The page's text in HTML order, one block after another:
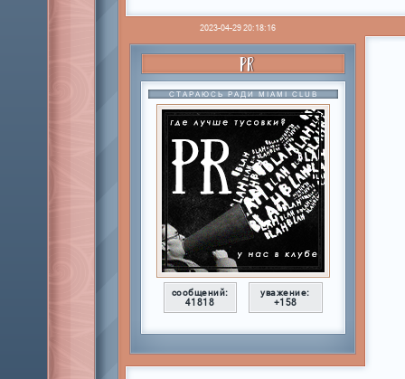
2023-04-29 20:18:16
PR
СТАРАЮСЬ РАДИ MIAMI CLUB
сообщений:
41818
уважение:
+158